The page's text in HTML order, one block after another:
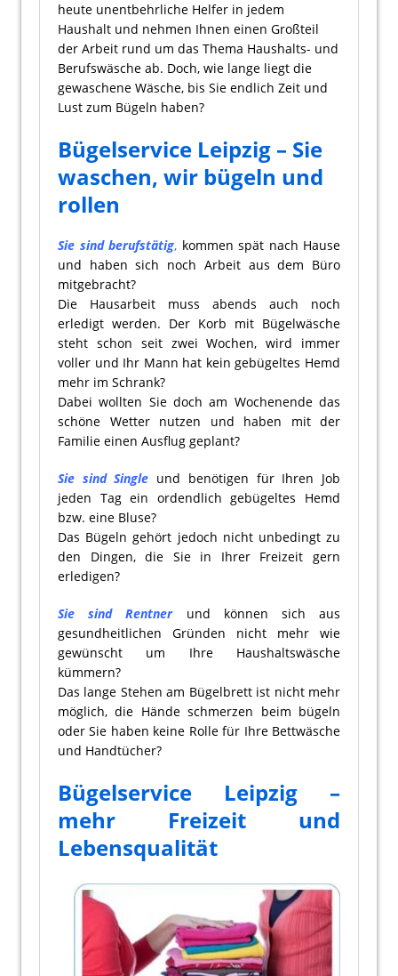
heute unentbehrliche Helfer in jedem
Haushalt und nehmen Ihnen einen Großteil
der Arbeit rund um das Thema Haushalts- und
Berufswäsche ab. Doch, wie lange liegt die
gewaschene Wäsche, bis Sie endlich Zeit und
Lust zum Bügeln haben?
Bügelservice Leipzig – Sie
waschen, wir bügeln und
rollen
Sie sind berufstätig, kommen spät nach Hause
und haben sich noch Arbeit aus dem Büro
mitgebracht?
Die Hausarbeit muss abends auch noch
erledigt werden. Der Korb mit Bügelwäsche
steht schon seit zwei Wochen, wird immer
voller und Ihr Mann hat kein gebügeltes Hemd
mehr im Schrank?
Dabei wollten Sie doch am Wochenende das
schöne Wetter nutzen und haben mit der
Familie einen Ausflug geplant?
Sie sind Single und benötigen für Ihren Job
jeden Tag ein ordendlich gebügeltes Hemd
bzw. eine Bluse?
Das Bügeln gehört jedoch nicht unbedingt zu
den Dingen, die Sie in Ihrer Freizeit gern
erledigen?
Sie sind Rentner
und können sich aus
gesundheitlichen Gründen nicht mehr wie
gewünscht um Ihre Haushaltswäsche
kümmern?
Das lange Stehen am Bügelbrett ist nicht mehr
möglich, die Hände schmerzen beim bügeln
oder Sie haben keine Rolle für Ihre Bettwäsche
und Handtücher?
Bügelservice Leipzig –
mehr Freizeit und
Lebensqualität